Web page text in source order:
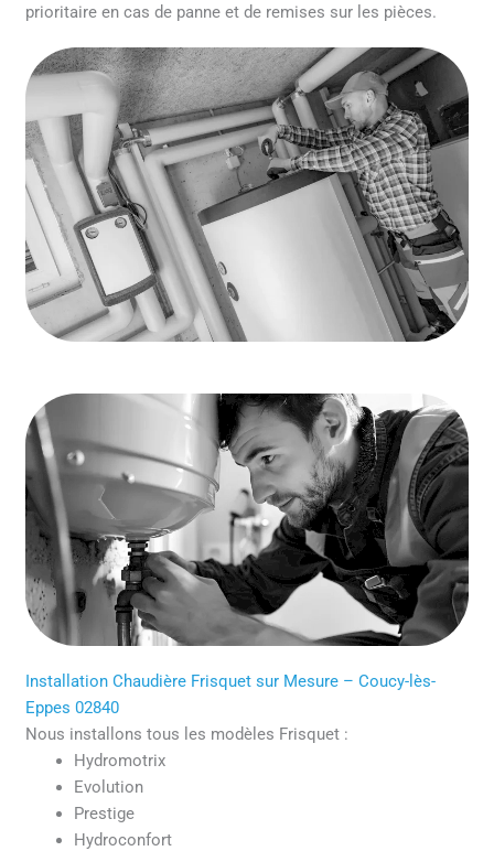
prioritaire en cas de panne et de remises sur les pièces.
Installation Chaudière Frisquet sur Mesure – Coucy-lès-
Eppes 02840
Nous installons tous les modèles Frisquet :
Hydromotrix
Evolution
Prestige
Hydroconfort